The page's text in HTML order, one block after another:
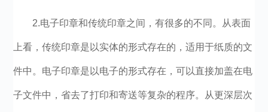
2.电子印章和传统印章之间，有很多的不同。从表面
上看，传统印章是以实体的形式存在的，适用于纸质的文
件中。电子印章是以电子的形式存在，可以直接加盖在电
子文件中，省去了打印和寄送等复杂的程序。从更深层次